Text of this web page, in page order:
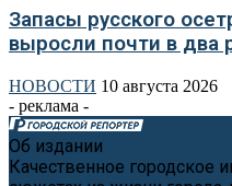
Запасы русского
выросли почти в два
НОВОСТИ 10 августа 2026
- реклама -
Об издании
Качественное городское